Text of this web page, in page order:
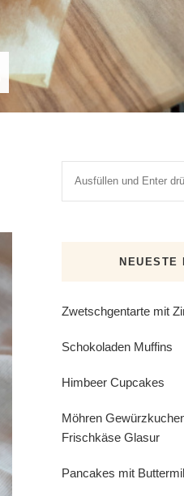
NEUESTE
Zwetschgentarte mit
Schokoladen Muffins
Himbeer Cupcakes
Möhren
Frischkäse Glasur
Pancakes mit